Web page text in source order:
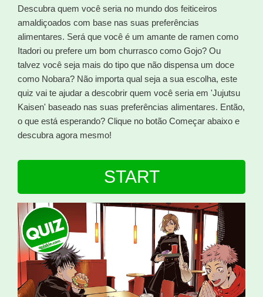
Descubra quem você seria no mundo dos feiticeiros
amaldiçoados com base nas suas preferências
alimentares. Será que você é um amante de ramen como
Itadori ou prefere um bom churrasco como Gojo? Ou
talvez você seja mais do tipo que não dispensa um doce
como Nobara? Não importa qual seja a sua escolha, este
quiz vai te ajudar a descobrir quem você seria em 'Jujutsu
Kaisen' baseado nas suas preferências alimentares. Então,
o que está esperando? Clique no botão Começar abaixo e
descubra agora mesmo!
START